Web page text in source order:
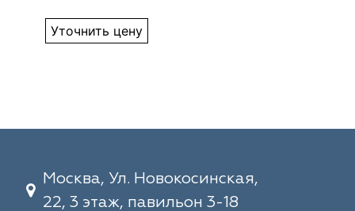
Уточнить цену
Москва, Ул. Новокосинская,
22, 3 этаж, павильон 3-18